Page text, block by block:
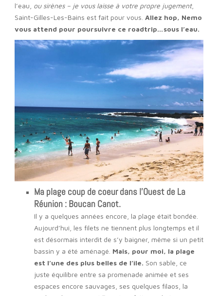
l’eau, ou sirènes – je vous laisse à votre propre jugement,
Saint-Gilles-Les-Bains est fait pour vous. Allez hop, Nemo
vous attend pour poursuivre ce roadtrip…sous l’eau.
Ma plage coup de coeur dans l’Ouest de La
Réunion : Boucan Canot.
Il y a quelques années encore, la plage était bondée.
Aujourd’hui, les filets ne tiennent plus longtemps et il
est désormais interdit de s’y baigner, même si un petit
bassin y a été aménagé. Mais, pour moi, la plage
est l’une des plus belles de l’île. Son sable, ce
juste équilibre entre sa promenade animée et ses
espaces encore sauvages, ses quelques filaos, la